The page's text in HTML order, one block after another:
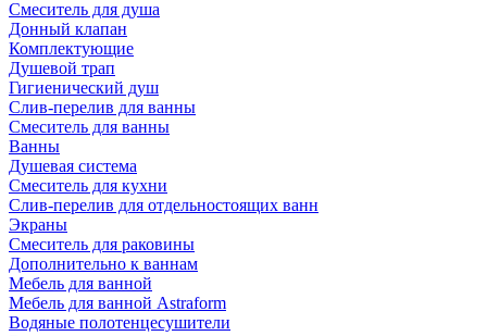
Смеситель для душа
Донный клапан
Комплектующие
Душевой трап
Гигиенический душ
Слив-перелив для ванны
Смеситель для ванны
Ванны
Душевая система
Смеситель для кухни
Слив-перелив для отдельностоящих ванн
Экраны
Смеситель для раковины
Дополнительно к ваннам
Мебель для ванной
Мебель для ванной Astraform
Водяные полотенцесушители